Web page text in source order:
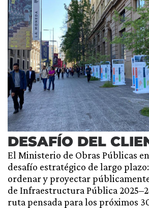
DESAFÍO DEL
El Ministerio de Obras Públicas
desafío estratégico de largo
ordenar y proyectar
de Infraestructura Pública
ruta pensada para los próximos